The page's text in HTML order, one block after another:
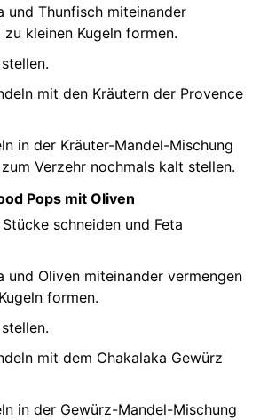
und Thunfisch miteinander
kleinen Kugeln formen.
mit den Kräutern der Provence
in der Kräuter-Mandel-Mischung
Verzehr nochmals kalt stellen.
Pops mit Oliven
schneiden und Feta
und Oliven miteinander vermengen
formen.
mit dem Chakalaka Gewürz
in der Gewürz-Mandel-Mischung